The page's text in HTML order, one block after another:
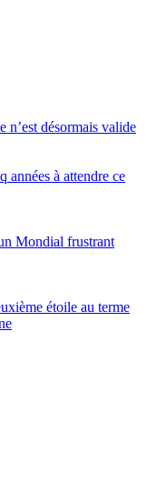
n’est désormais valide
années à attendre ce
Mondial frustrant
étoile au terme